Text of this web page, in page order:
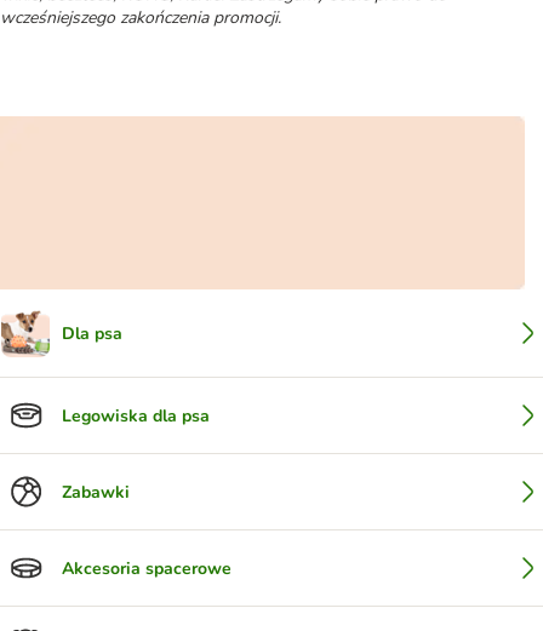
wcześniejszego zakończenia promocji.
Dla psa
Legowiska dla psa
Zabawki
Akcesoria spacerowe